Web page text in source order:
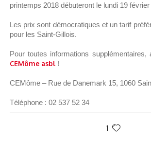
printemps 2018 débuteront le lundi 19
Les prix sont démocratiques et un tarif
pour les Saint-Gillois.
Pour toutes informations supplémentaires,
CEMôme asbl !
CEMôme – Rue de Danemark 15, 1060
Téléphone :02 537 52 34
1